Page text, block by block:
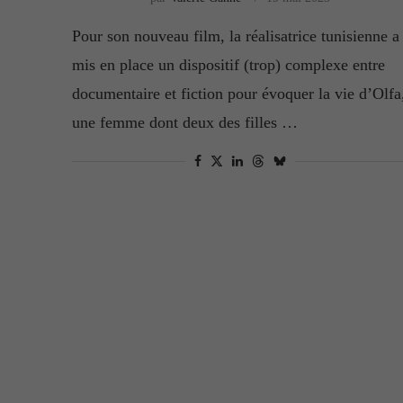
Pour son nouveau film, la réalisatrice tunisienne a
mis en place un dispositif (trop) complexe entre
documentaire et fiction pour évoquer la vie
une femme dont deux des filles …